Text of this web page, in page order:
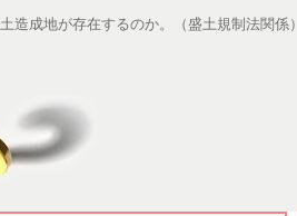
造成地が存在するのか。（盛土規制法関係）